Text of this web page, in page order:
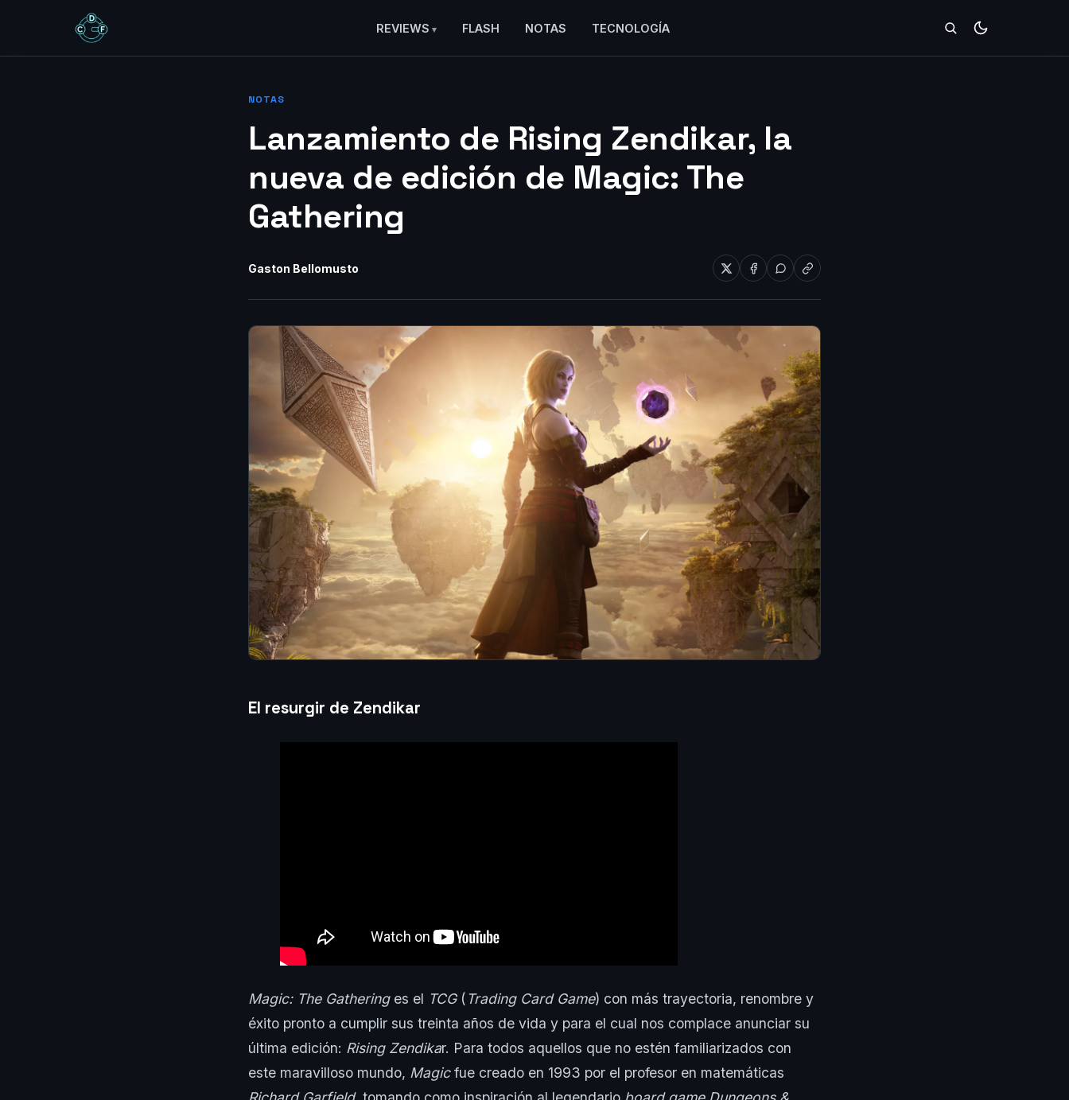
REVIEWS FLASH NOTAS TECNOLOGÍA
NOTAS
Lanzamiento de Rising Zendikar, la
nueva de edición de Magic: The
Gathering
Gaston Bellomusto
El resurgir de Zendikar
Magic: The Gathering es el TCG(Trading Card Game) con más trayectoria, renombre y
éxito pronto a cumplir sus treinta años de vida y para el cual nos complace anunciar su
última edición: Rising Zendikar. Para todos aquellos que no estén familiarizados con
este maravilloso mundo, Magicfue creado en 1993 por el profesor en matemáticas